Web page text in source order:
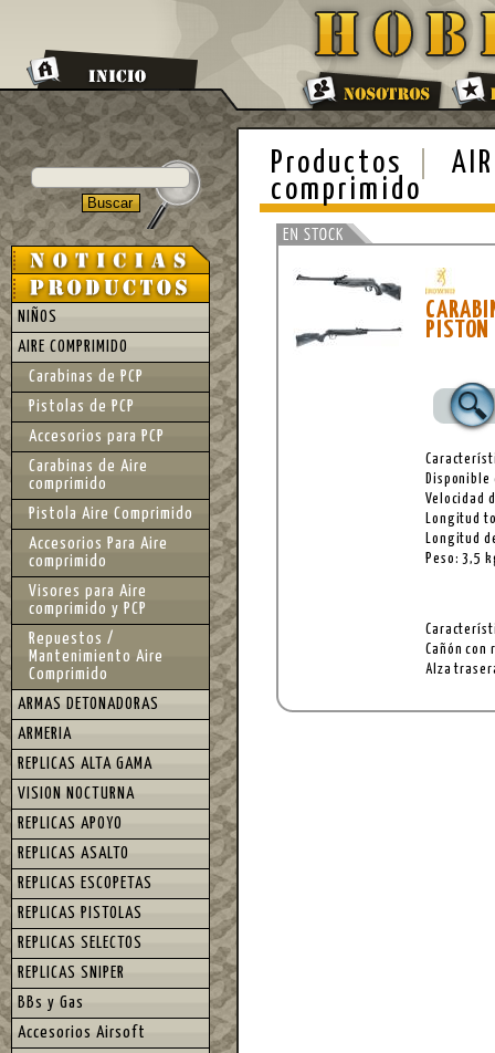
Productos
comprimido
PISTON
Disponible
Velocidad
Longitud
Longitud
Peso: 3,5
Cañón con
Alza
NIÑOS
AIRE COMPRIMIDO
Carabinas de PCP
Pistolas de PCP
Accesorios para PCP
Carabinas de Aire
comprimido
Pistola Aire Comprimido
Accesorios Para Aire
comprimido
Visores para Aire
comprimido y PCP
Repuestos /
Mantenimiento Aire
Comprimido
ARMAS DETONADORAS
ARMERIA
REPLICAS ALTA GAMA
VISION NOCTURNA
REPLICAS APOYO
REPLICAS ASALTO
REPLICAS ESCOPETAS
REPLICAS PISTOLAS
REPLICAS SELECTOS
REPLICAS SNIPER
BBs y Gas
Accesorios Airsoft